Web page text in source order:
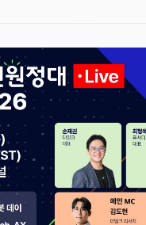
개회사에서 "퀘벡을 기반으로
해 왔고, 그 관계를 매우 소중하
지금 어느 때보다 중요하다"고
트 읽기